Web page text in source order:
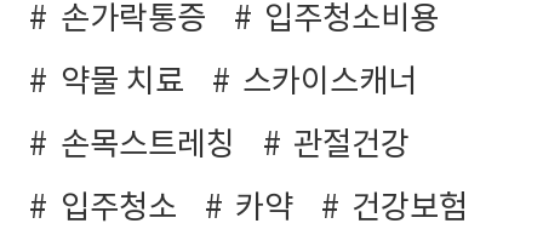
손가락통증
입주청소비용
약물 치료
스카이스캐너
손목스트레칭
관절건강
입주청소
카약
건강보험